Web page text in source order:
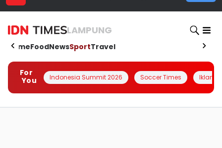
LAMPUNG
HomeFoodNewsSportTravel
For
You
Indonesia Summit 2026 Soccer Times Iklanin